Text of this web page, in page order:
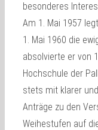
besonderes
Am 1. Mai 1957
1. Mai 1960 die
absolvierte er von
Hochschule der
stets mit klarer
Anträge zu den
Weihestufen auf